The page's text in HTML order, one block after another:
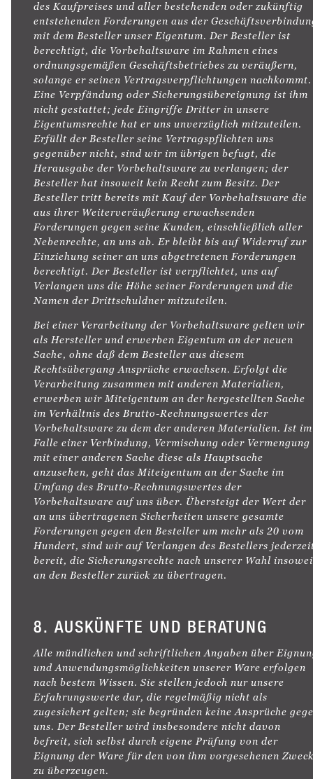
des Kaufpreises und aller bestehenden oder zukünftig
entstehenden Forderungen aus der
mit dem Besteller unser Eigentum. Der Besteller ist
berechtigt, die Vorbehaltsware im Rahmen eines
ordnungsgemäßen Geschäftsbetriebes zu veräußern,
solange er seinen Vertragsverpflichtungen nachkommt.
Eine Verpfändung oder Sicherungsübereignung ist ihm
nicht gestattet; jede Eingriffe Dritter in unsere
Eigentumsrechte hat er uns unverzüglich mitzuteilen.
Erfüllt der Besteller seine Vertragspflichten uns
gegenüber nicht, sind wir im übrigen befugt, die
Herausgabe der Vorbehaltsware zu verlangen; der
Besteller hat insoweit kein Recht zum Besitz. Der
Besteller tritt bereits mit Kauf der Vorbehaltsware die
aus ihrer Weiterveräußerung erwachsenden
Forderungen gegen seine Kunden, einschließlich aller
Nebenrechte, an uns ab. Er bleibt bis auf Widerruf zur
Einziehung seiner an uns abgetretenen Forderungen
berechtigt. Der Besteller ist verpflichtet, uns auf
Verlangen uns die Höhe seiner Forderungen und die
Namen der Drittschuldner mitzuteilen.
Bei einer Verarbeitung der Vorbehaltsware gelten wir
als Hersteller und erwerben Eigentum an der neuen
Sache, ohne daß dem Besteller aus diesem
Rechtsübergang Ansprüche erwachsen. Erfolgt die
Verarbeitung zusammen mit anderen Materialien,
erwerben wir Miteigentum an der hergestellten Sache
im Verhältnis des Brutto-Rechnungswertes der
Vorbehaltsware zu dem der anderen Materialien. Ist im
Falle einer Verbindung, Vermischung oder Vermengung
mit einer anderen Sache diese als Hauptsache
anzusehen, geht das Miteigentum an der Sache im
Umfang des Brutto-Rechnungswertes der
Vorbehaltsware auf uns über. Übersteigt der Wert der
an uns übertragenen Sicherheiten unsere gesamte
Forderungen gegen den Besteller um mehr als 20 vom
Hundert, sind wir auf Verlangen des Bestellers
bereit, die Sicherungsrechte nach unserer Wahl
an den Besteller zurück zu übertragen.
8. AUSKÜNFTE UND BERATUNG
Alle mündlichen und schriftlichen Angaben über
und Anwendungsmöglichkeiten unserer Ware erfolgen
nach bestem Wissen. Sie stellen jedoch nur unsere
Erfahrungswerte dar, die regelmäßig nicht als
zugesichert gelten; sie begründen keine Ansprüche
uns. Der Besteller wird insbesondere nicht davon
befreit, sich selbst durch eigene Prüfung von der
Eignung der Ware für den von ihm vorgesehenen Zweck
zu überzeugen.